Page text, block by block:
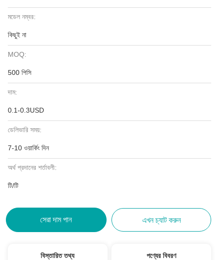
মডেল নম্বর:
কিছুই না
MOQ:
500 পিসি
দাম:
0.1-0.3USD
ডেলিভারি সময়:
7-10 ওয়ার্কিং দিন
অর্থ প্রদানের শর্তাবলী:
টি/টি
সেরা দাম পান এখন চ্যাট করুন
বিস্তারিত তথ্য পণ্যের বিবরণ